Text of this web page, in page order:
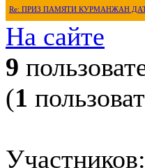
Re: ПРИЗ ПАМЯТИ КУРМАНЖАН
На сайте
9
(1